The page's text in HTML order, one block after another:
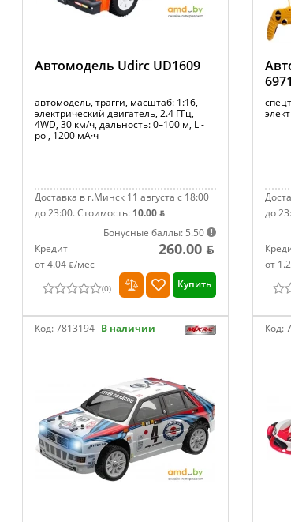
Автомодель Udirc UD1609
автомодель, трагги, масштаб: 1:16,
электрический двигатель, 2.4 ГГц,
4WD, 30 км/ч, дальность: 0–100 м, Li-
pol, 1200 мА·ч
Доставка в г.Минск 11 августа с 18:00
до 23:00.Стоимость: 10.00 ƃ
Бонусные баллы: 5.50
Кредит
от 4.04 ƃ/мec
260.00 ƃ
(0) Купить
до
от
Код:7813194 В наличии Код: